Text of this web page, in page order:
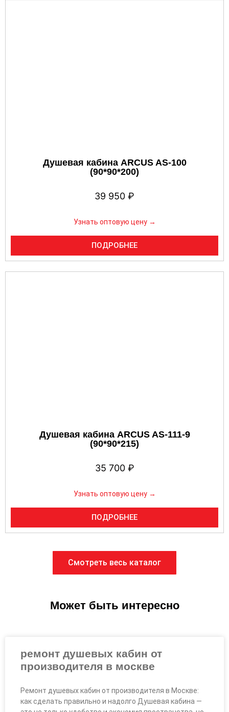
Душевая кабина ARCUS AS-100
(90*90*200)
39 950 ₽
Узнать оптовую цену →
ПОДРОБНЕЕ
Душевая кабина ARCUS AS-111-9
(90*90*215)
35 700 ₽
Узнать оптовую цену →
ПОДРОБНЕЕ
Смотреть весь каталог
Может быть интересно
ремонт душевых кабин от
производителя в москве
Ремонт душевых кабин от производителя в Москве:
как сделать правильно и надолго Душевая кабина —